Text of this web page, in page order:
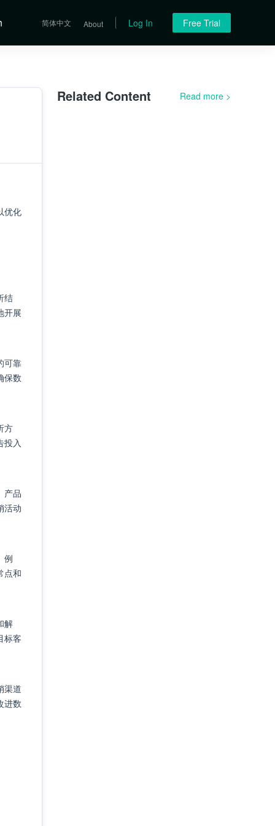
简体中文 About Log In Free Trial
优化
结
开展
可靠
保数
方
投入
产品
活动
例
点和
解
标客
渠道
进数
Related Content Read more >